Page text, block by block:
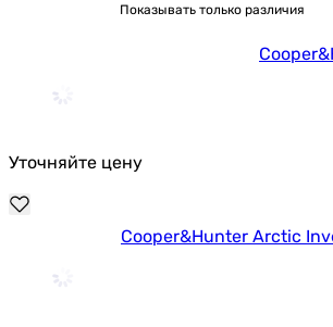
Показывать только различия
Уточняйте цену
Cooper&Hunter Arctic